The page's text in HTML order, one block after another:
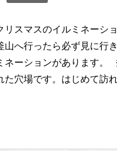
リスマスのイルミネーシ
山へ行ったら必ず見に行
ネーションがあります。
た穴場です。はじめて訪